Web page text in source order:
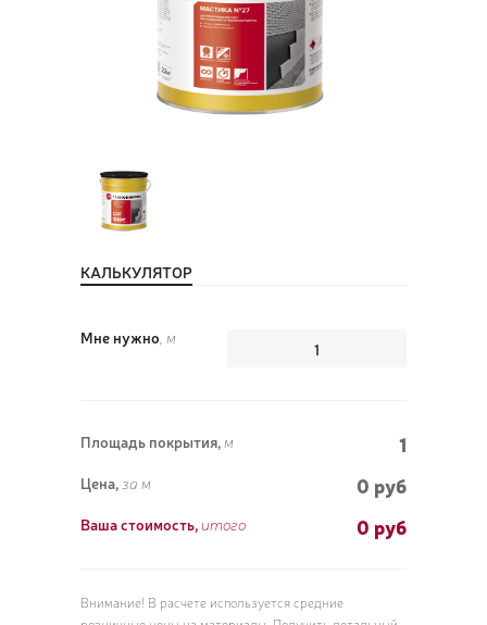
КАЛЬКУЛЯТОР
Мне нужно , м
Площадь покрытия, м 1
Цена, за м 0 руб
Ваша стоимость, итого 0 руб
Внимание! В расчете используется средние